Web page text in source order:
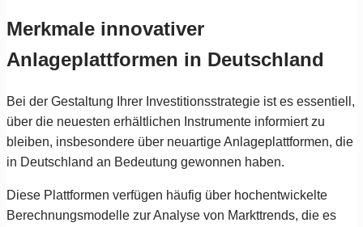
Merkmale innovativer
Anlageplattformen in Deutschland
Bei der Gestaltung Ihrer Investitionsstrategie ist es essentiell,
über die neuesten erhältlichen Instrumente informiert zu
bleiben, insbesondere über neuartige Anlageplattformen, die
in Deutschland an Bedeutung gewonnen haben.
Diese Plattformen verfügen häufig über hochentwickelte
Berechnungsmodelle zur Analyse von Markttrends, die es